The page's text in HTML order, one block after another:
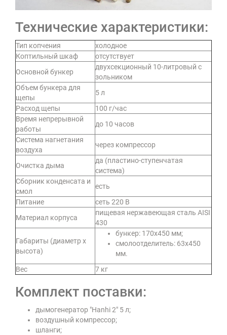
Технические характеристики:
Тип копчения
холодное
Коптильный шкаф
отсутствует
Основной бункер
двухсекционный 10-литровый с
зольником
Объем бункера для
щепы
5 л
Расход щепы
100 г/час
Время непрерывной
работы
до 10 часов
Система нагнетания
воздуха
через компрессор
Очистка дыма
да (пластино-ступенчатая
система)
Сборник конденсата и
смол
есть
Питание
сеть 220 В
Материал корпуса
пищевая нержавеющая сталь AISI
430
Габариты (диаметр х
высота)
бункер: 170х450 мм;
смолоотделитель: 63х450
мм.
Вес
7 кг
Комплект поставки:
дымогенератор "Hanhi 2" 5 л;
воздушный компрессор;
шланги;